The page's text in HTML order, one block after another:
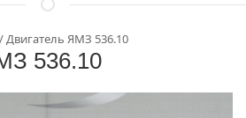
Двигатель ЯМЗ 536.10
536.10